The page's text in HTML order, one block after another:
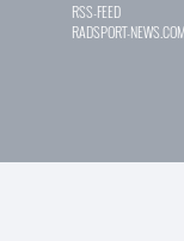
RSS-FEED
RADSPORT-NEWS.COM